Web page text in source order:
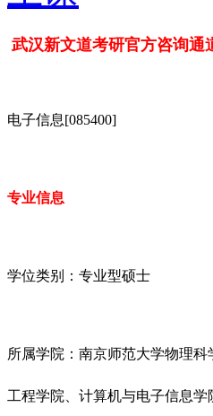
武汉新文道考研官方咨询通
电子信息[085400]
专业信息
学位类别：专业型硕士
所属学院：南京师范大学物理
工程学院、计算机与电子信息学